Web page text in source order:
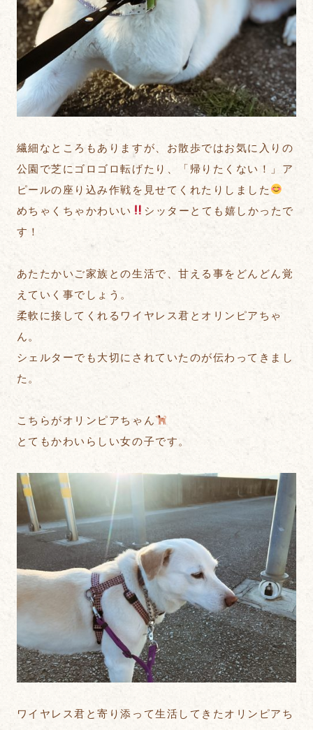
繊細なところもありますが、お散歩ではお気に入りの
公園で芝にゴロゴロ転げたり、「帰りたくない！」ア
ピールの座り込み作戦を見せてくれたりしました
めちゃくちゃかわいい
シッターとても嬉しかったで
す！
あたたかいご家族との生活で、甘える事をどんどん覚
えていく事でしょう。
柔軟に接してくれるワイヤレス君とオリンピアちゃ
ん。
シェルターでも大切にされていたのが伝わってきまし
た。
こちらがオリンピアちゃん
とてもかわいらしい女の子です。
ワイヤレス君と寄り添って生活してきたオリンピアち